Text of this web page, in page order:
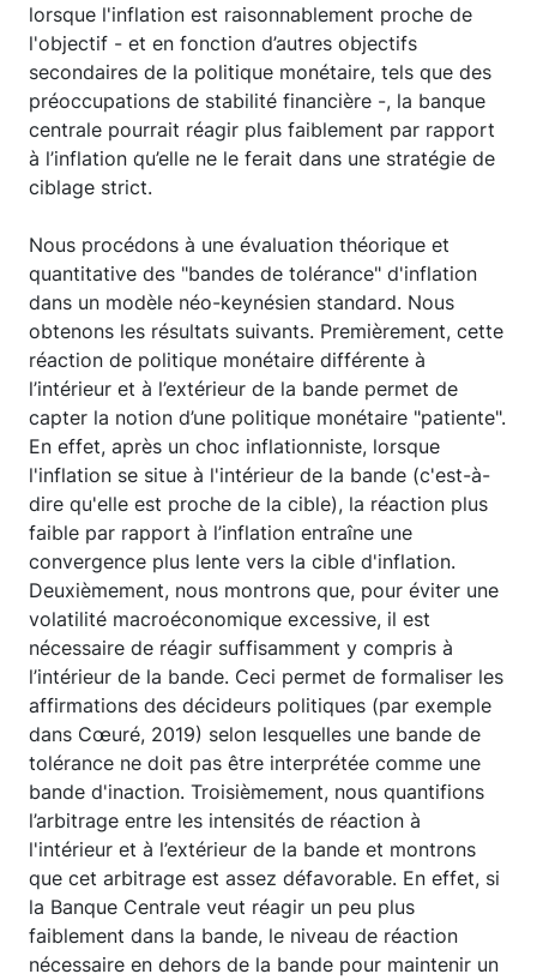
lorsque l'inflation est raisonnablement proche de
l'objectif - et en fonction d’autres objectifs
secondaires de la politique monétaire, tels que des
préoccupations de stabilité financière -, la banque
centrale pourrait réagir plus faiblement par rapport
à l’inflation qu’elle ne le ferait dans une stratégie de
ciblage strict.
Nous procédons à une évaluation théorique et
quantitative des "bandes de tolérance" d'inflation
dans un modèle néo-keynésien standard. Nous
obtenons les résultats suivants. Premièrement, cette
réaction de politique monétaire différente à
l’intérieur et à l’extérieur de la bande permet de
capter la notion d’une politique monétaire "patiente".
En effet, après un choc inflationniste, lorsque
l'inflation se situe à l'intérieur de la bande (c'est-à-
dire qu'elle est proche de la cible), la réaction plus
faible par rapport à l’inflation entraîne une
convergence plus lente vers la cible d'inflation.
Deuxièmement, nous montrons que, pour éviter une
volatilité macroéconomique excessive, il est
nécessaire de réagir suffisamment y compris à
l’intérieur de la bande. Ceci permet de formaliser les
affirmations des décideurs politiques (par exemple
dans Cœuré, 2019) selon lesquelles une bande de
tolérance ne doit pas être interprétée comme une
bande d'inaction. Troisièmement, nous quantifions
l’arbitrage entre les intensités de réaction à
l'intérieur et à l’extérieur de la bande et montrons
que cet arbitrage est assez défavorable. En effet, si
la Banque Centrale veut réagir un peu plus
faiblement dans la bande, le niveau de réaction
nécessaire en dehors de la bande pour maintenir un